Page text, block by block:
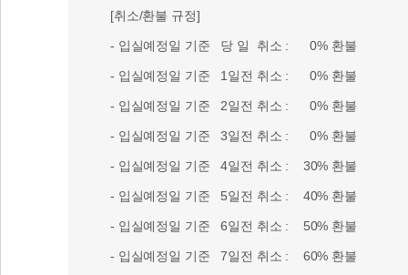
[취소/환불 규정]
- 입실예정일 기준 당 일 취소 : 0% 환불
- 입실예정일 기준 1일전 취소 : 0% 환불
- 입실예정일 기준 2일전 취소 : 0% 환불
- 입실예정일 기준 3일전 취소 : 0% 환불
- 입실예정일 기준 4일전 취소 : 30% 환불
- 입실예정일 기준 5일전 취소 : 40% 환불
- 입실예정일 기준 6일전 취소 : 50% 환불
- 입실예정일 기준 7일전 취소 : 60% 환불